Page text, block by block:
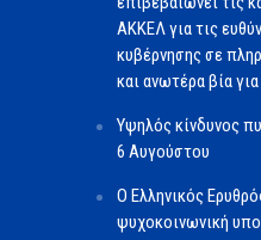
ΑΚΚΕΛ για τις
κυβέρνησης σε
και ανωτέρα βία
Υψηλός κίνδυνος
6 Αυγούστου
Ο Ελληνικός
ψυχοκοινωνική